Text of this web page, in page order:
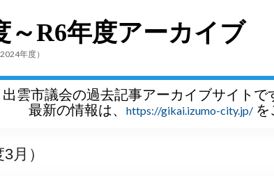
～R6年度アーカイブ
年度）
雲市議会の過去記事アーカイブサイトで
最新の情報は、
https://gikai.izumo-city.jp/ を
月）